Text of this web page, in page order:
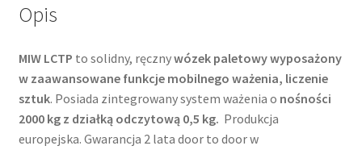
Opis
MIW LCTP to solidny, ręcznywózek paletowy wyposażony
w zaawansowane funkcje mobilnego ważenia, liczenie
sztuk. Posiada zintegrowany system ważenia o nośności
2000 kg z działką odczytową 0,5 kg. Produkcja
europejska. Gwarancja 2 lata door to door w